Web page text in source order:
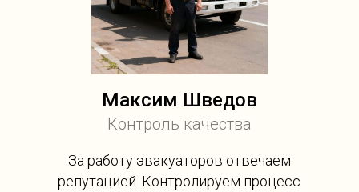
Максим Шведов
Контроль качества
За работу эвакуаторов отвечаем
репутацией. Контролируем процесс